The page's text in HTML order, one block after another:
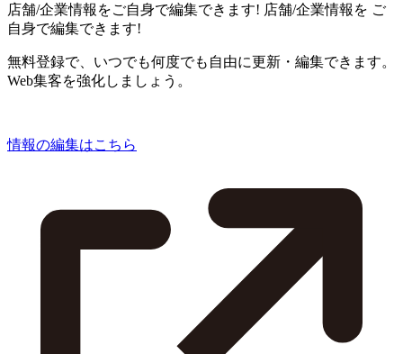
店舗/企業情報をご自身で編集できます! 店舗/企業情報を ご
自身で編集できます!
無料登録で、いつでも何度でも自由に更新・編集できます。
Web集客を強化しましょう。
情報の編集はこちら